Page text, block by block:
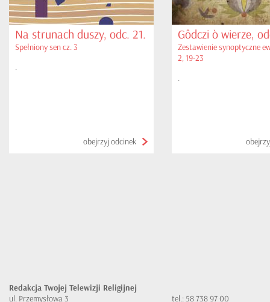
Na strunach duszy, odc. 21.
Spełniony sen cz. 3
.
obejrzyj odcinek
Gôdczi ò wierze,
Zestawienie synoptyczne
2, 19-23
.
Redakcja Twojej Telewizji Religijnej
ul. Przemysłowa 3
tel.: 58 738 97 00